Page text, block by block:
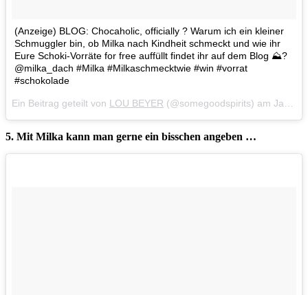
(Anzeige) BLOG: Chocaholic, officially ? Warum ich ein kleiner
Schmuggler bin, ob Milka nach Kindheit schmeckt und wie ihr
Eure Schoki-Vorräte for free auffüllt findet ihr auf dem Blog ⛰?
@milka_dach #Milka #Milkaschmecktwie #win #vorrat
#schokolade
Ein Beitrag geteilt von LOU BEYER (@somegoodspirits) am Jan 6, 2018 um 9:32 PST
5. Mit Milka kann man gerne ein bisschen angeben …